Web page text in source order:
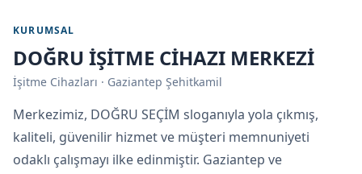
KURUMSAL
DOĞRU İŞİTME CİHAZI MERKEZİ
İşitme Cihazları · Gaziantep Şehitkamil
Merkezimiz, DOĞRU SEÇİM sloganıyla yola çıkmış,
kaliteli, güvenilir hizmet ve müşteri memnuniyeti
odaklı çalışmayı ilke edinmiştir. Gaziantep ve